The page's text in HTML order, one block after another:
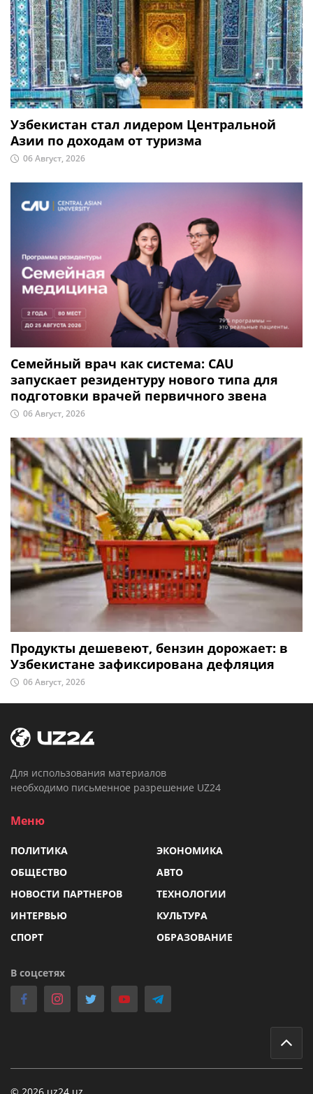
Узбекистан стал лидером Центральной
Азии по доходам от туризма
06 Август, 2026
Семейный врач как система: CAU
запускает резидентуру нового типа для
подготовки врачей первичного звена
06 Август, 2026
Продукты дешевеют, бензин дорожает: в
Узбекистане зафиксирована дефляция
06 Август, 2026
Для использования материалов
необходимо письменное разрешение UZ24
Меню
ПОЛИТИКА
ЭКОНОМИКА
ОБЩЕСТВО
АВТО
НОВОСТИ ПАРТНЕРОВ
ТЕХНОЛОГИИ
ИНТЕРВЬЮ
КУЛЬТУРА
СПОРТ
ОБРАЗОВАНИЕ
В соцсетях